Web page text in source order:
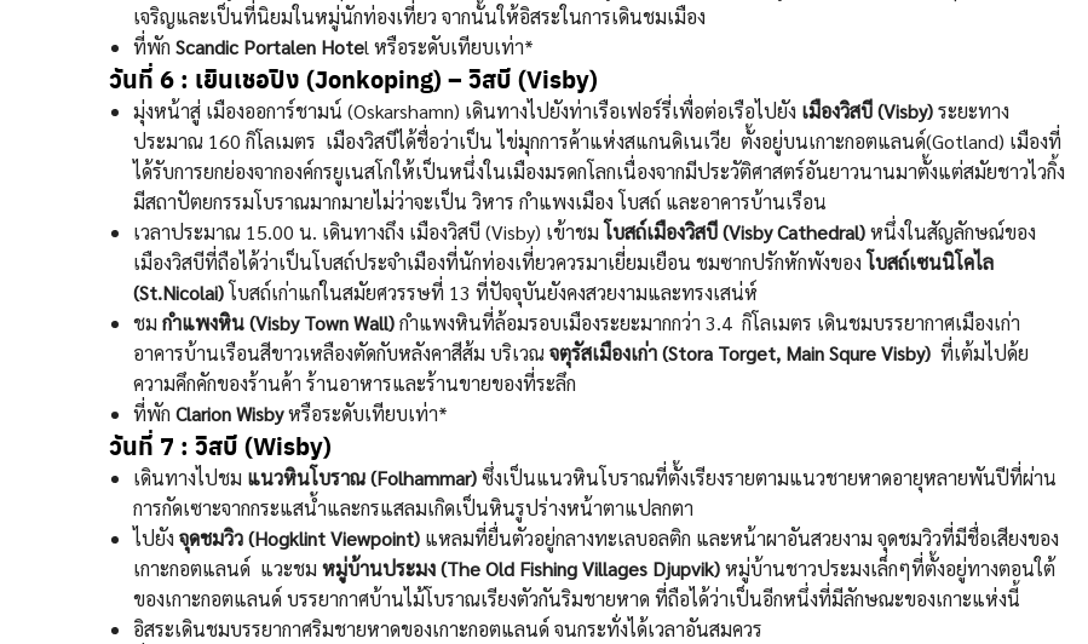
เจริญและเป็นที่นิยมในหมู่นักท่องเที่ยว จากนั้นให้อิสระในการเดินชมเมือง
ที่พัก Scandic Portalen Hotel หรือระดับเทียบเท่า*
วันที่ 6 : เยินเชอปิง (Jonkoping) – วิสบี (Visby)
มุ่งหน้าสู่ เมืองออการ์ชามน์ (Oskarshamn) เดินทางไปยังท่าเรือเฟอร์รี่เพื่อต่อเรือไปยัง เมืองวิสบี (Visby)ระยะทาง
ประมาณ 160 กิโลเมตร เมืองวิสบีได้ชื่อว่าเป็น ไข่มุกการค้าแห่งสแกนดิเนเวีย ตั้งอยู่บนเกาะกอตแลนด์(Gotland) เมืองที่
ได้รับการยกย่องจากองค์กรยูเนสโกให้เป็นหนึ่งในเมืองมรดกโลกเนื่องจากมีประวัติศาสตร์อันยาวนานมาตั้งแต่สมัยชาวไวกิ้ง
มีสถาปัตยกรรมโบราณมากมายไม่ว่าจะเป็น วิหาร กำแพงเมือง โบสถ์ และอาคารบ้านเรือน
เวลาประมาณ 15.00 น. เดินทางถึง เมืองวิสบี (Visby) เข้าชม โบสถ์เมืองวิสบี (Visby Cathedral)หนึ่งในสัญลักษณ์ของ
เมืองวิสบีที่ถือได้ว่าเป็นโบสถ์ประจำเมืองที่นักท่องเที่ยวควรมาเยี่ยมเยือน ชมซากปรักหักพังของ โบสถ์เซนนิโคไล
(St.Nicolai)โบสถ์เก่าแก่ในสมัยศวรรษที่ 13 ที่ปัจจุบันยังคงสวยงามและทรงเสน่ห์
ชม กำแพงหิน (Visby Town Wall)กำแพงหินที่ล้อมรอบเมืองระยะมากกว่า 3.4 กิโลเมตร เดินชมบรรยากาศเมืองเก่า
อาคารบ้านเรือนสีขาวเหลืองตัดกับหลังคาสีส้ม บริเวณ จตุรัสเมืองเก่า (Stora Torget, Main Squre Visby) ที่เต้มไปด้ย
ความคึกคักของร้านค้า ร้านอาหารและร้านขายของที่ระลึก
ที่พัก Clarion Wisbyหรือระดับเทียบเท่า*
วันที่ 7 : วิสบี (Wisby)
เดินทางไปชม แนวหินโบราณ (Folhammar)ซึ่งเป็นแนวหินโบราณที่ตั้งเรียงรายตามแนวชายหาดอายุหลายพันปีที่ผ่าน
การกัดเซาะจากกระแสน้ำและกรแสลมเกิดเป็นหินรูปร่างหน้าตาแปลกตา
ไปยัง จุดชมวิว (Hogklint Viewpoint) แหลมที่ยื่นตัวอยู่กลางทะเลบอลติก และหน้าผาอันสวยงาม จุดชมวิวที่มีชื่อเสียงของ
เกาะกอตแลนด์ แวะชม หมู่บ้านประมง (The Old Fishing Villages Djupvik)หมู่บ้านชาวประมงเล็กๆที่ตั้งอยู่ทางตอนใต้
ของเกาะกอตแลนด์ บรรยากาศบ้านไม้โบราณเรียงตัวกันริมชายหาด ที่ถือได้ว่าเป็นอีกหนึ่งที่มีลักษณะของเกาะแห่งนี้
อิสระเดินชมบรรยากาศริมชายหาดของเกาะกอตแลนด์ จนกระทั่งได้เวลาอันสมควร